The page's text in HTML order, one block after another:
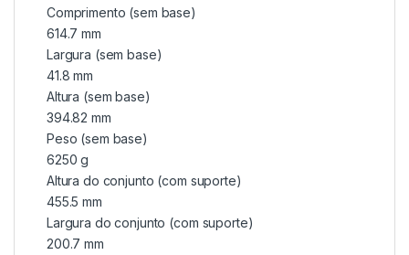
Comprimento (sem base)
614.7 mm
Largura (sem base)
41.8 mm
Altura (sem base)
394.82 mm
Peso (sem base)
6250 g
Altura do conjunto (com suporte)
455.5 mm
Largura do conjunto (com suporte)
200.7 mm